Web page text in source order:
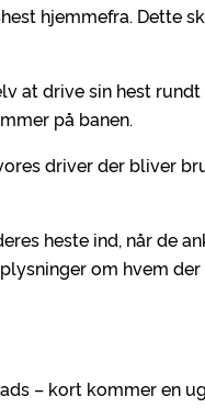
hjemmefra. Dette
at drive sin hest
på banen.
driver der bliver
heste ind, når de
om hvem
– kort kommer en